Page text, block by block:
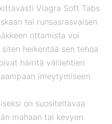
Viagra Soft Tabs
tai runsasrasvaisen
ottamista voi
heikentää sen tehoa
häiritä välilehtien
imeytymiseen
on suositeltavaa
mahaan tai kevyen